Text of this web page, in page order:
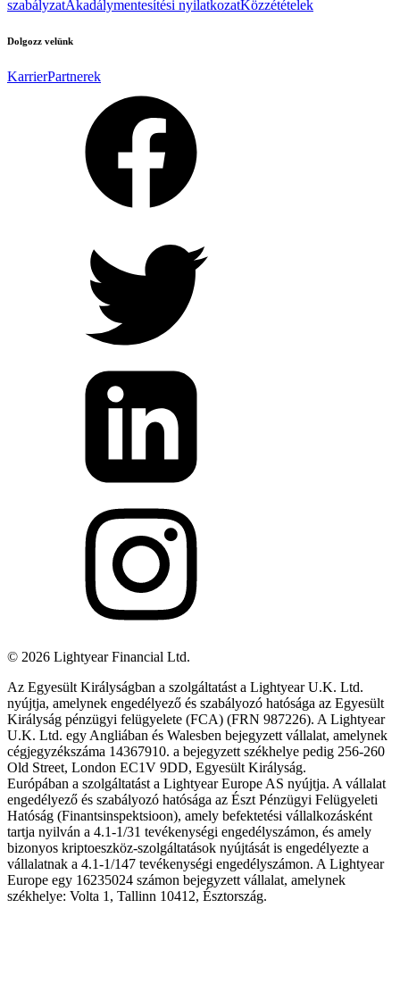
szabályzatAkadálymentesítési nyilatkozatKözzétételek
Dolgozz velünk
KarrierPartnerek
© 2026 Lightyear Financial Ltd.
Az Egyesült Királyságban a szolgáltatást a Lightyear U.K. Ltd.
nyújtja, amelynek engedélyező és szabályozó hatósága az Egyesült
Királyság pénzügyi felügyelete (FCA) (FRN 987226). A Lightyear
U.K. Ltd. egy Angliában és Walesben bejegyzett vállalat, amelynek
cégjegyzékszáma 14367910. a bejegyzett székhelye pedig 256-260
Old Street, London EC1V 9DD, Egyesült Királyság.
Európában a szolgáltatást a Lightyear Europe AS nyújtja. A vállalat
engedélyező és szabályozó hatósága az Észt Pénzügyi Felügyeleti
Hatóság (Finantsinspektsioon), amely befektetési vállalkozásként
tartja nyilván a 4.1-1/31 tevékenységi engedélyszámon, és amely
bizonyos kriptoeszköz-szolgáltatások nyújtását is engedélyezte a
vállalatnak a 4.1-1/147 tevékenységi engedélyszámon. A Lightyear
Europe egy 16235024 számon bejegyzett vállalat, amelynek
székhelye: Volta 1, Tallinn 10412, Észtország.